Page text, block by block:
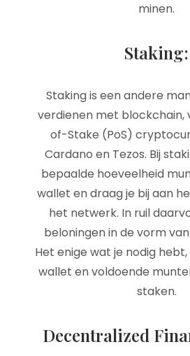
minen.
Staking:
Staking is een andere
verdienen met blockchain,
of-Stake (PoS)
Cardano en Tezos. Bij
bepaalde hoeveelheid
wallet en draag je bij aan
het netwerk. In ruil
beloningen in de vorm
Het enige wat je nodig
wallet en voldoende
staken.
Decentralized